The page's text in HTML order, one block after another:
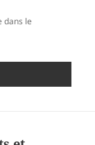
dans le